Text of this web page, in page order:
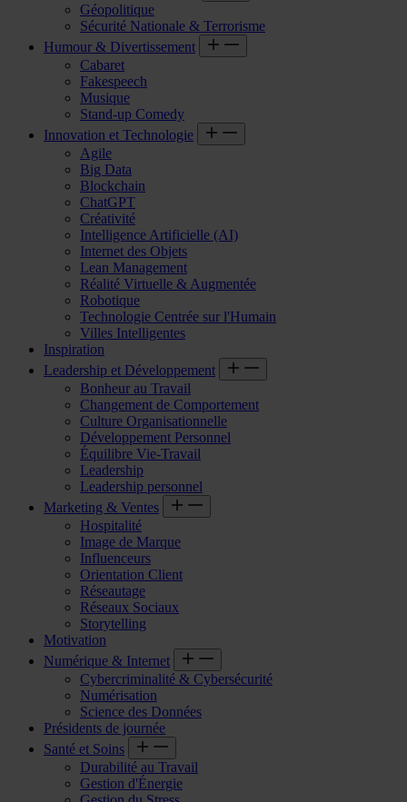
Géopolitique
Sécurité Nationale & Terrorisme
Humour & Divertissement
Cabaret
Fakespeech
Musique
Stand-up Comedy
Innovation et Technologie
Agile
Big Data
Blockchain
ChatGPT
Créativité
Intelligence Artificielle (AI)
Internet des Objets
Lean Management
Réalité Virtuelle & Augmentée
Robotique
Technologie Centrée sur l'Humain
Villes Intelligentes
Inspiration
Leadership et Développement
Bonheur au Travail
Changement de Comportement
Culture Organisationnelle
Développement Personnel
Équilibre Vie-Travail
Leadership
Leadership personnel
Marketing & Ventes
Hospitalité
Image de Marque
Influenceurs
Orientation Client
Réseautage
Réseaux Sociaux
Storytelling
Motivation
Numérique & Internet
Cybercriminalité & Cybersécurité
Numérisation
Science des Données
Présidents de journée
Santé et Soins
Durabilité au Travail
Gestion d'Énergie